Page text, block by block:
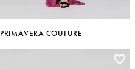
PRIMAVERA COUTURE